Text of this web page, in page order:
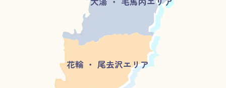
花輪 ・ 尾去沢エリア